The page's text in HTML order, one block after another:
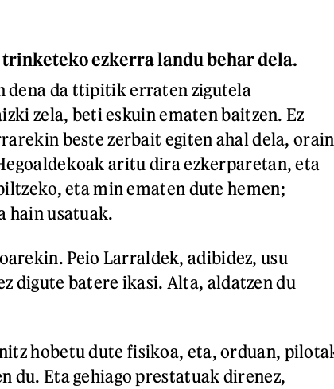
ezkerra landu behar dela.
dena da ttipitik erraten zigutela
zela, beti eskuin ematen baitzen. Ez
beste zerbait egiten ahal dela, orain
aritu dira ezkerparetan, eta
eta min ematen dute hemen;
hain usatuak.
Peio Larraldek, adibidez, usu
digute batere ikasi. Alta, aldatzen du
hobetu dute fisikoa, eta, orduan,
du. Eta gehiago prestatuak direnez,